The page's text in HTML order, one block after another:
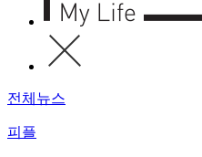
전체뉴스
피플